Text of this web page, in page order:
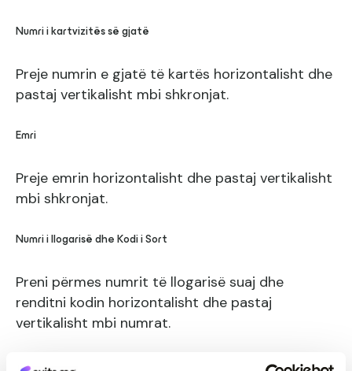
Numri i kartvizitës së gjatë
Preje numrin e gjatë të kartës horizontalisht dhe
pastaj vertikalisht mbi shkronjat.
Emri
Preje emrin horizontalisht dhe pastaj vertikalisht
mbi shkronjat.
Numri i llogarisë dhe Kodi i Sort
Preni përmes numrit të llogarisë suaj dhe
renditni kodin horizontalisht dhe pastaj
vertikalisht mbi numrat.
Çipa